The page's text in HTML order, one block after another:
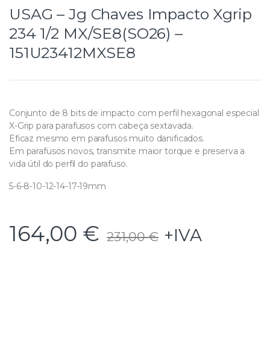
USAG – Jg Chaves Impacto Xgrip
234 1/2 MX/SE8(SO26) –
151U23412MXSE8
Conjunto de 8 bits de impacto com perfil hexagonal especial
X-Grip para parafusos com cabeça sextavada.
Eficaz mesmo em parafusos muito danificados.
Em parafusos novos, transmite maior torque e preserva a
vida útil do perfil do parafuso.
5-6-8-10-12-14-17-19mm
164,00 € 231,00€ +IVA